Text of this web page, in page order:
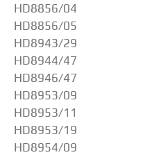
HD8856/04
HD8856/05
HD8943/29
HD8944/47
HD8946/47
HD8953/09
HD8953/11
HD8953/19
HD8954/09